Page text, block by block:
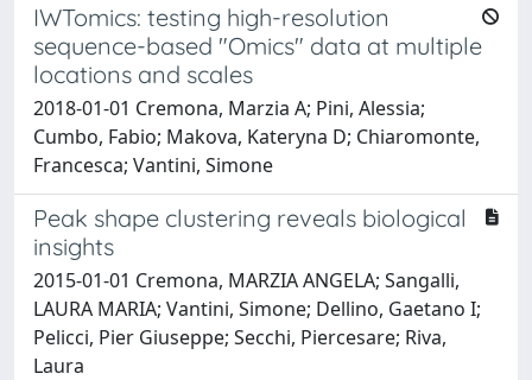
IWTomics: testing high-resolution
sequence-based "Omics" data at multiple
locations and scales
2018-01-01 Cremona, Marzia A; Pini, Alessia;
Cumbo, Fabio; Makova, Kateryna D; Chiaromonte,
Francesca; Vantini, Simone
Peak shape clustering reveals biological
insights
2015-01-01 Cremona, MARZIA ANGELA; Sangalli,
LAURA MARIA; Vantini, Simone; Dellino, Gaetano I;
Pelicci, Pier Giuseppe; Secchi, Piercesare; Riva,
Laura